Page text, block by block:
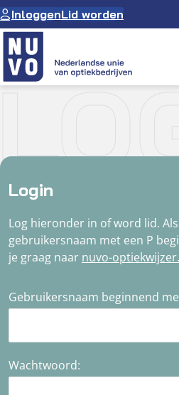
Ga
naar
de
inhoud
InloggenLid worden
Academie
Oculus
Optiekcentrum
Login
Log hieronder in of word lid.
gebruikersnaam met een P
je graag naar nuvo-
Gebruikersnaam beginnend
Wachtwoord: